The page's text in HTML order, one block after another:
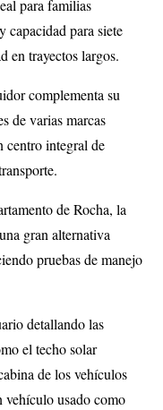
para familias
capacidad para siete
en trayectos largos.
complementa su
de varias marcas
centro integral de
de Rocha, la
gran alternativa
pruebas de manejo
detallando las
el techo solar
de los vehículos
usado como